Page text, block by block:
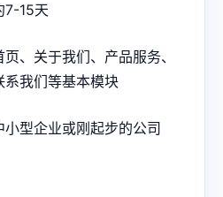
7-15天
页、关于我们、产品服务、
系我们等基本模块
小型企业或刚起步的公司